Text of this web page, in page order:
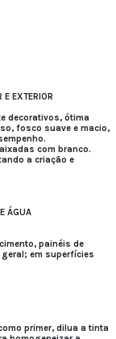
EXTERIOR
decorativos, ótima
fosco suave e macio,
com branco.
a criação e
ÁGUA
painéis de
em superfícies
primer, dilua a tinta